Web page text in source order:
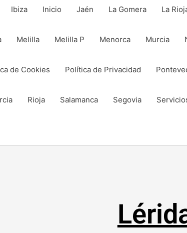
Ibiza Inicio Jaén La Gomera La
Melilla Melilla P Menorca Murcia
de Cookies Política de Privacidad
Rioja Salamanca Segovia